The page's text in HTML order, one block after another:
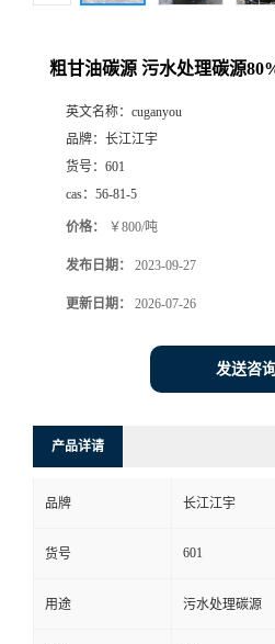
粗甘油碳源 污水处理碳源
英文名称： cuganyou
品牌： 长江江宇
货号： 601
cas： 56-81-5
价格： ￥800/吨
发布日期： 2023-09-27
更新日期： 2026-07-26
发送咨
产品详请
品牌 长江江宇
货号 601
用途 污水处理碳源